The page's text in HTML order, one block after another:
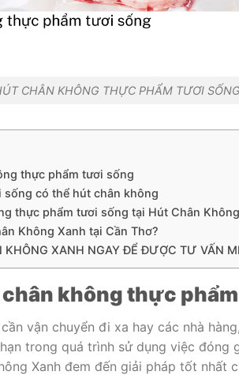
CHÂN KHÔNG THỰC PHẨM TƯƠI
thực phẩm tươi sống
có thể hút chân không
thực phẩm tươi sống tại Hút Chân
Không Xanh tại Cần Thơ?
KHÔNG XANH NGAY ĐỂ ĐƯỢC TƯ VẤN
không thực
vận chuyển đi xa hay các nhà
trong quá trình sử dụng việc đóng
Xanh đem đến giải pháp tốt nhất